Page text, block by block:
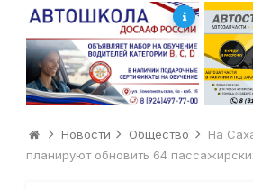
Новости Общество
На
планируют обновить 64